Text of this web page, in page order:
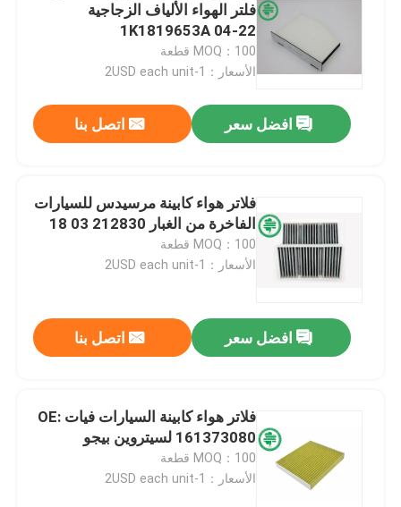
فلتر الهواء الألياف الزجاجية
1K1819653A 04-22
MOQ：100 قطعة
الأسعار：1-2USD each unit
افضل سعر اتصل بنا
فلاتر هواء كابينة مرسيدس للسيارات
الفاخرة من الغبار 212830 03 18
MOQ：100 قطعة
الأسعار：1-2USD each unit
افضل سعر اتصل بنا
فلاتر هواء كابينة السيارات فيات OE:
161373080 لسيتروين بيجو
MOQ：100 قطعة
الأسعار：1-2USD each unit